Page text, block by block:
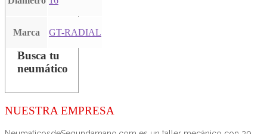
Marca GT-RADIAL
Busca tu
neumático
NUESTRA EMPRESA